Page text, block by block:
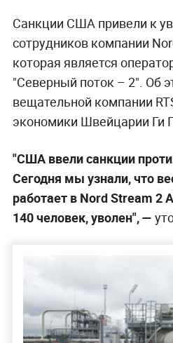
Санкции США привели к
сотрудников компании
которая является
"Северный поток – 2". Об
вещательной компании
экономики Швейцарии Ги
"США ввели санкции
Сегодня мы узнали, что
работает в Nord Stream 2
140 человек, уволен", —